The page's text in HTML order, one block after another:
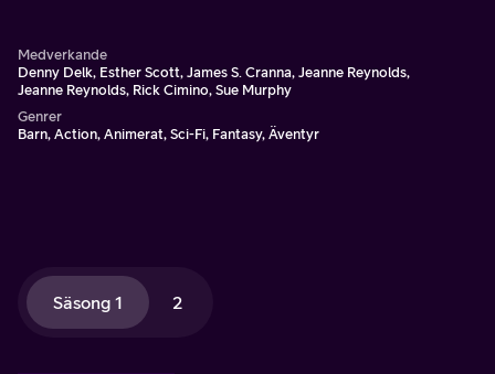
Bright Tree-byn.
Medverkande
Denny Delk, Esther Scott, James S. Cranna, Jeanne Reynolds,
Jeanne Reynolds, Rick Cimino, Sue Murphy
Genrer
Barn, Action, Animerat, Sci-Fi, Fantasy, Äventyr
Säsong 1 2